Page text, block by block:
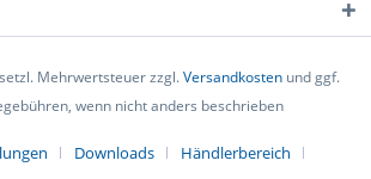
Mehrwertsteuer zzgl.Versandkosten und ggf.
wenn nicht anders beschrieben
Downloads Händlerbereich